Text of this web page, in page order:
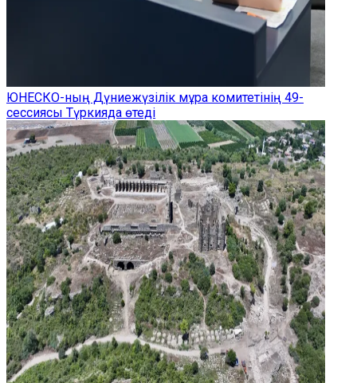
ЮНЕСКО-ның Дүниежүзілік мұра комитетінің 49-
сессиясы Түркияда өтеді